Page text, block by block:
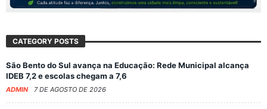
CATEGORY POSTS
São Bento do Sul avança na Educação: Rede Municipal alcança
IDEB 7,2 e escolas chegam a 7,6
ADMIN 7 DE AGOSTO DE 2026